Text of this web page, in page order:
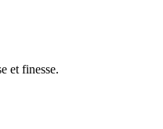
et finesse.